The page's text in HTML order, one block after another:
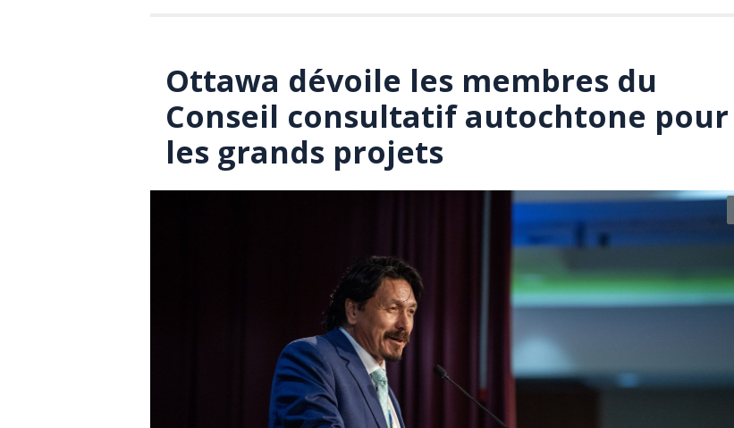
Ottawa dévoile les membres du
Conseil consultatif autochtone pour
les grands projets